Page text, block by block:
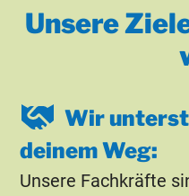
Unsere
Wir
deinem Weg:
Unsere Fachkräfte